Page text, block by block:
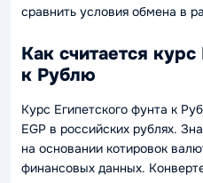
сравнить условия обмена в
Как считается
к Рублю
Курс Египетского фунта к
EGP в российских рублях.
на основании котировок
финансовых данных.